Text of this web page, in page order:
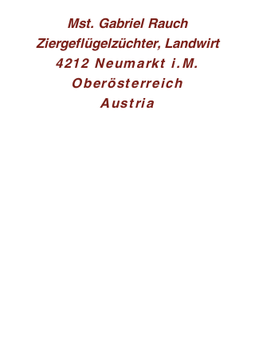
Mst. Gabriel Rauch
Ziergeflügelzüchter, Landwirt
4212 Neumarkt i.M.
Oberösterreich
Austria